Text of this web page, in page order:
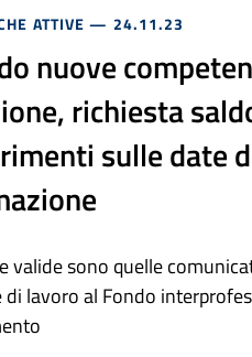
ATTIVE — 24.11.23
nuove
richiesta
sulle date
valide sono quelle
di lavoro al Fondo